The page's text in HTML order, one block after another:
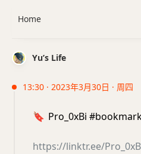
Yu’s Life
13:30 · 2023年3月30日 · 周四
🔖 Pro_0xBi
https://linktr.ee/
Home